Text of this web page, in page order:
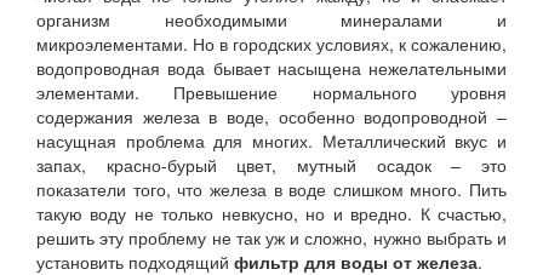
организм необходимыми минералами и
микроэлементами. Но в городских условиях, к сожалению,
водопроводная вода бывает насыщена нежелательными
элементами. Превышение нормального уровня
содержания железа в воде, особенно водопроводной –
насущная проблема для многих. Металлический вкус и
запах, красно-бурый цвет, мутный осадок – это
показатели того, что железа в воде слишком много. Пить
такую воду не только невкусно, но и вредно. К счастью,
решить эту проблему не так уж и сложно, нужно выбрать и
установить подходящий фильтр для воды от железа.